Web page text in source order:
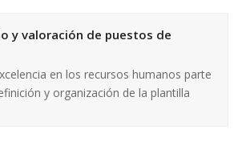
y valoración de puestos de
en los recursos humanos parte
y organización de la plantilla